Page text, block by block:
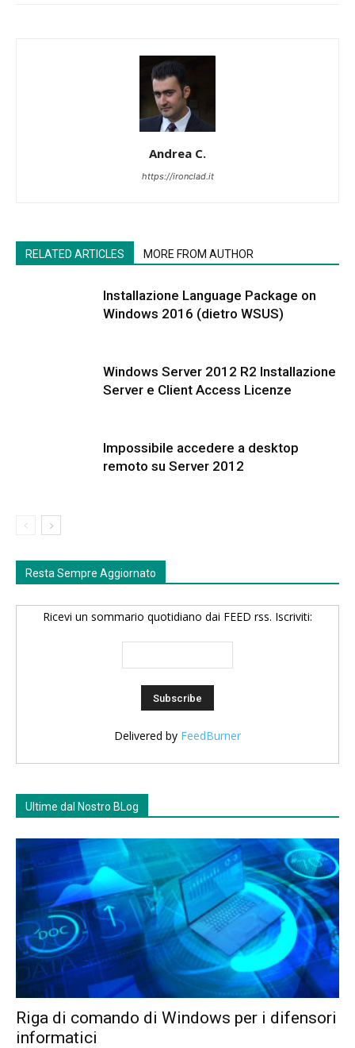
Andrea C.
https://ironclad.it
RELATED ARTICLES MORE FROM AUTHOR
Installazione Language Package on
Windows 2016 (dietro WSUS)
Windows Server 2012 R2 Installazione
Server e Client Access Licenze
Impossibile accedere a desktop
remoto su Server 2012
Resta Sempre Aggiornato
Ricevi un sommario quotidiano dai FEED rss. Iscriviti:
Delivered by FeedBurner
Ultime dal Nostro BLog
Riga di comando di Windows per i difensori
informatici